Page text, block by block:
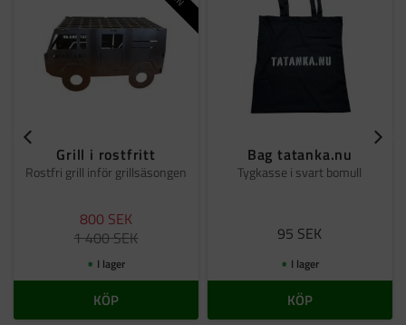
Grill i rostfritt
Rostfri grill inför grillsäsongen
800 SEK
1 400SEK
I lager
KÖP
Bag tatanka.nu
Tygkasse i svart bomull
95 SEK
I lager
KÖP